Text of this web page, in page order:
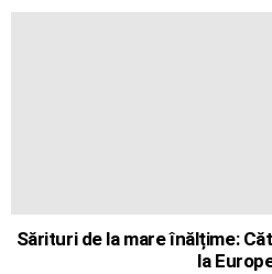
Sărituri de la mare înălțime:
la